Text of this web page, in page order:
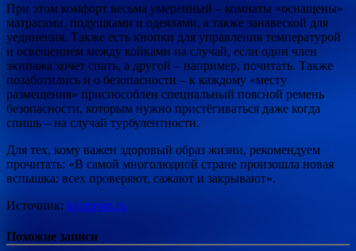
При этом комфорт весьма умеренный – комнаты «оснащены»
матрасами, подушками и одеялами, а также занавеской для
уединения. Также есть кнопки для управления температурой
и освещением между койками на случай, если один член
экипажа хочет спать, а другой – например, почитать. Также
позаботились и о безопасности – к каждому «месту
размещения» приспособлен специальный поясной ремень
безопасности, которым нужно пристёгиваться даже когда
спишь – на случай турбулентности.
Для тех, кому важен здоровый образ жизни, рекомендуем
прочитать: «В самой многолюдной стране произошла новая
вспышка: всех проверяют, сажают и закрывают».
Источник: tourprom.ru
Похожие записи